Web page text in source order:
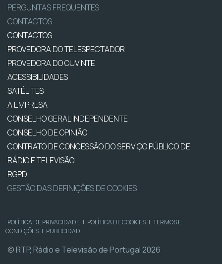
PERGUNTAS FREQUENTES
CONTACTOS
CONTACTOS
PROVEDORA DO TELESPECTADOR
PROVEDORA DO OUVINTE
ACESSIBILIDADES
SATÉLITES
A EMPRESA
CONSELHO GERAL INDEPENDENTE
CONSELHO DE OPINIÃO
CONTRATO DE CONCESSÃO DO SERVIÇO PÚBLICO DE
RÁDIO E TELEVISÃO
RGPD
GESTÃO DAS DEFINIÇÕES DE COOKIES
POLÍTICA DE PRIVACIDADE | POLÍTICA DE COOKIES | TERMOS E
CONDIÇÕES | PUBLICIDADE
© RTP, Rádio e Televisão de Portugal 2026